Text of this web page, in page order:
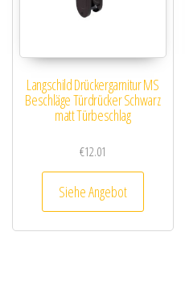
Langschild Drückergarnitur MS
Beschläge Türdrücker Schwarz
matt Türbeschlag
€12.01
Siehe Angebot